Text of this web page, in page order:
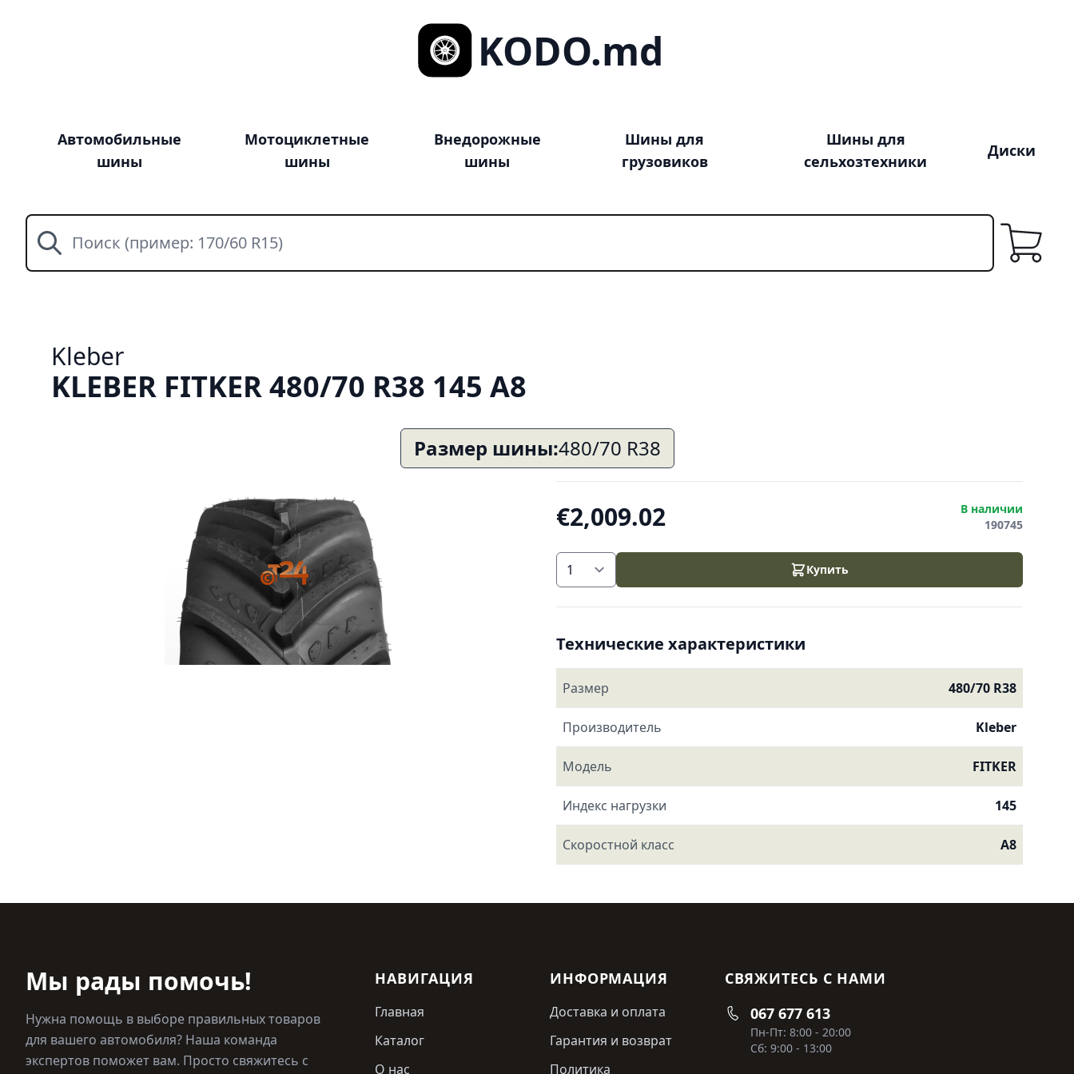
KODO.md
Автомобильные
шины
Мотоциклетные
шины
Внедорожные
шины
Шины для
грузовиков
Шины для
сельхозтехники
Диски
Поиск
Корзина
Kleber
KLEBER FITKER 480/70 R38 145 A8
Размер шины:480/70 R38
€2,009.02
В наличии
190745
Купить
Технические характеристики
Размер 480/70 R38
Производитель Kleber
Модель FITKER
Индекс нагрузки 145
Скоростной класс A8
Мы рады помочь!
Нужна помощь в выборе правильных товаров
для вашего автомобиля? Наша команда
экспертов поможет вам. Просто свяжитесь с
НАВИГАЦИЯ
Главная
Каталог
О нас
ИНФОРМАЦИЯ
Доставка и оплата
Гарантия и возврат
Политика
СВЯЖИТЕСЬ С НАМИ
067 677 613
Пн-Пт: 8:00 - 20:00
Сб: 9:00 - 13:00